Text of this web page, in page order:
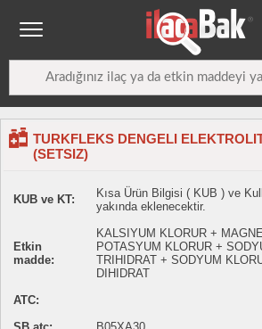
TURKFLEKS DENGELI
(SETSIZ)
KUB ve KT:
Kısa Ürün Bilgisi ( KUB ) ve
yakında eklenecektir.
Etkin
madde:
KALSIYUM KLORUR +
POTASYUM KLORUR +
TRIHIDRAT + SODYUM
DIHIDRAT
ATC: